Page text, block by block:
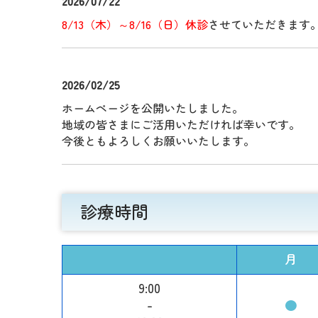
8/13（木）～8/16（日）休診させていただきます。
2026/02/25
ホームページを公開いたしました。
地域の皆さまにご活用いただければ幸いです。
今後ともよろしくお願いいたします。
診療時間
月
9:00
-
●